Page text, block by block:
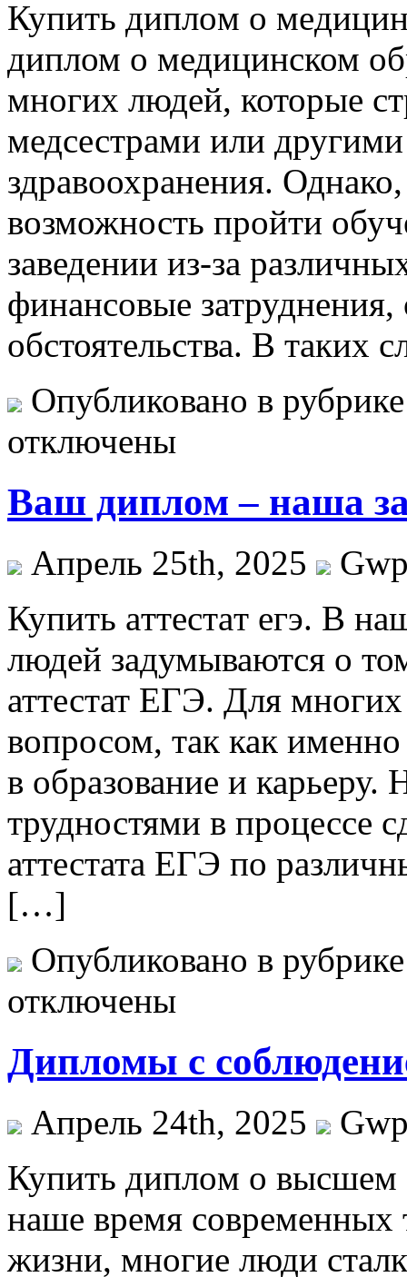
Купить диплoм o
диплом о медицинском
многих людей, которые
медсестрами или
здравоохранения. Однако,
возможность пройти
заведении из-за
финансовые
обстоятельства. В таких
Опубликовано в
отключены
Ваш диплом – наша
Апрель 25th, 2025
Купить aттeстaт eгэ. В
людей задумываются о
аттестат ЕГЭ. Для
вопросом, так как
в образование и карьеру.
трудностями в процессе
аттестата ЕГЭ по
[…]
Опубликовано в
отключены
Дипломы с
Апрель 24th, 2025
Купить диплoм o высшeм
наше время современных
жизни, многие люди